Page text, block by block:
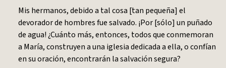
Mis hermanos, debido a tal cosa [tan pequeña] el
devorador de hombres fue salvado. ¡Por [sólo] un puñado
de agua! ¿Cuánto más, entonces, todos que conmemoran
a María, construyen a una iglesia dedicada a ella, o confían
en su oración, encontrarán la salvación segura?